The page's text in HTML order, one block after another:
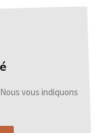
vous indiquons